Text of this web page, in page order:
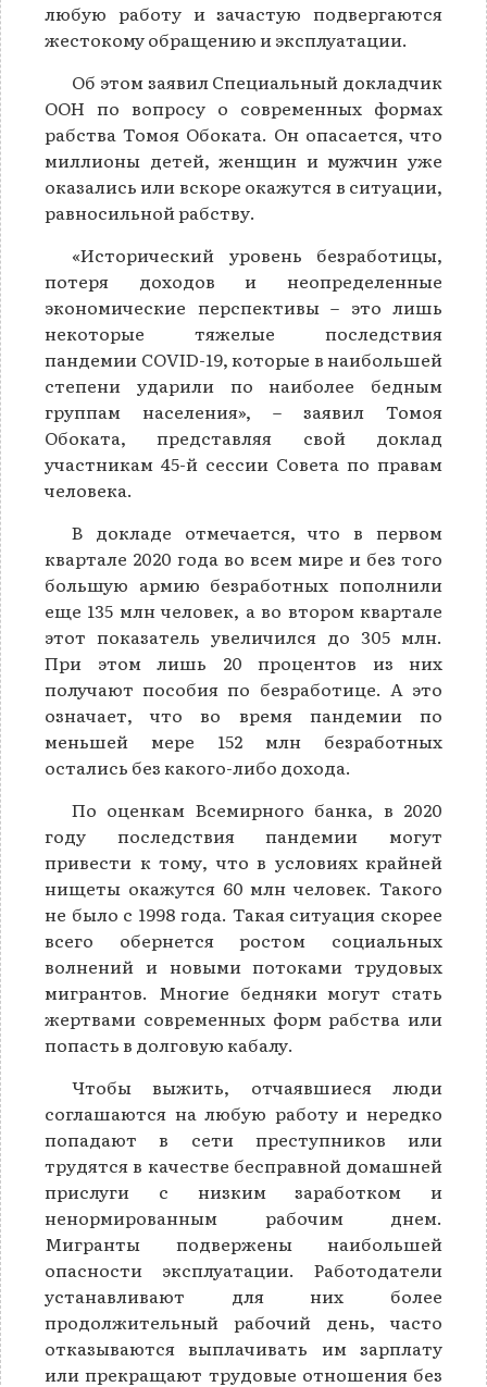
любую работу и зачастую подвергаются
жестокому обращению и эксплуатации.
Об этом заявил Специальный докладчик
ООН по вопросу о современных формах
рабства Томоя Обоката. Он опасается, что
миллионы детей, женщин и мужчин уже
оказались или вскоре окажутся в ситуации,
равносильной рабству.
«Исторический уровень безработицы,
потеря доходов и неопределенные
экономические перспективы – это лишь
некоторые тяжелые последствия
пандемии COVID-19, которые в наибольшей
степени ударили по наиболее бедным
группам населения», – заявил Томоя
Обоката, представляя свой доклад
участникам 45-й сессии Совета по правам
человека.
В докладе отмечается, что в первом
квартале 2020 года во всем мире и без того
большую армию безработных пополнили
еще 135 млн человек, а во втором квартале
этот показатель увеличился до 305 млн.
При этом лишь 20 процентов из них
получают пособия по безработице. А это
означает, что во время пандемии по
меньшей мере 152 млн безработных
остались без какого-либо дохода.
По оценкам Всемирного банка, в 2020
году последствия пандемии могут
привести к тому, что в условиях крайней
нищеты окажутся 60 млн человек. Такого
не было с 1998 года. Такая ситуация скорее
всего обернется ростом социальных
волнений и новыми потоками трудовых
мигрантов. Многие бедняки могут стать
жертвами современных форм рабства или
попасть в долговую кабалу.
Чтобы выжить, отчаявшиеся люди
соглашаются на любую работу и нередко
попадают в сети преступников или
трудятся в качестве бесправной домашней
прислуги с низким заработком и
ненормированным рабочим днем.
Мигранты подвержены наибольшей
опасности эксплуатации. Работодатели
устанавливают для них более
продолжительный рабочий день, часто
отказываются выплачивать им зарплату
или прекращают трудовые отношения без